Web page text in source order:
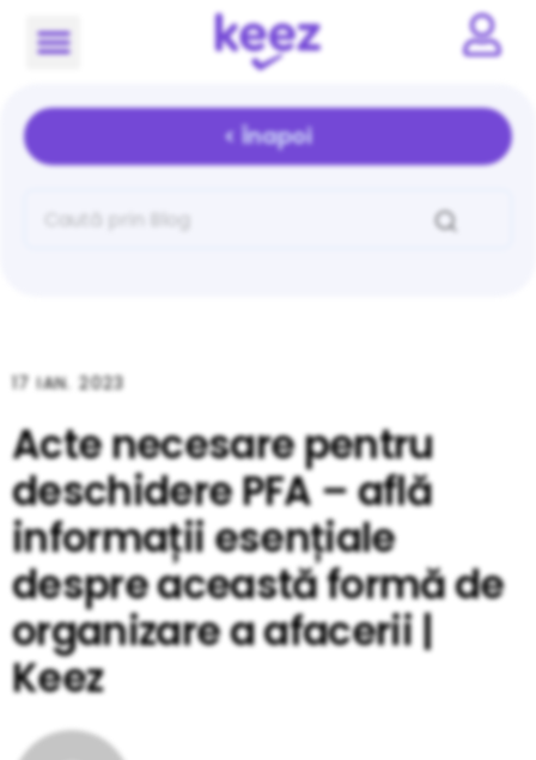
< Înapoi
17 IAN. 2023
Acte necesare pentru
deschidere PFA – află
informații esențiale
despre această formă de
organizare a afacerii |
Keez